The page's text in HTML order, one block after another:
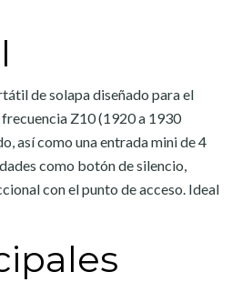
de solapa diseñado para el
Z10 (1920 a 1930
así como una entrada mini de 4
como botón de silencio,
con el punto de acceso. Ideal